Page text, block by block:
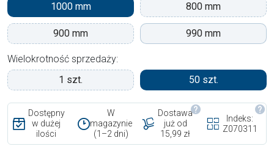
1000 mm
800 mm
900 mm 990 mm
Wielokrotność sprzedaży:
1 szt.
50 szt.
Dostępny
w dużej
ilości
W
magazynie
(1–2 dni)
Dostawa
już od
15,99 zł
Indeks:
Z070311